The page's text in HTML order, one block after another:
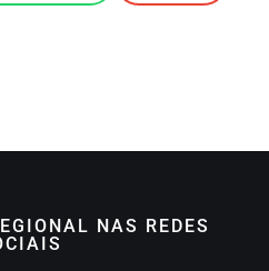
NAS REDES